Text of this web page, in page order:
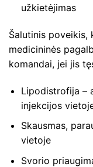
užkietėjimas
Šalutinis poveikis,
medicininės
komandai, jei jis
Lipodistrofija –
injekcijos
Skausmas,
vietoje
Svorio